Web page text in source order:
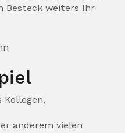
Besteck weiters Ihr
Kollegen,
anderem vielen